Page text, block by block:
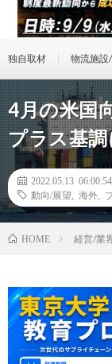
独自取材 物流施設
4月の米国
プラス基
2022.05.13 06:00:54
動向/展望
海外
HOME 経営/業